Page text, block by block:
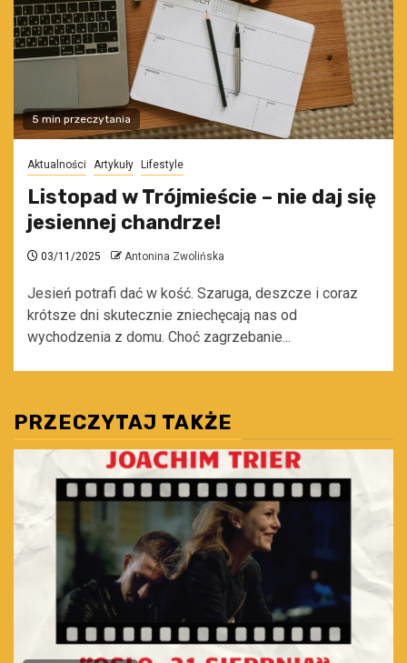
5 min przeczytania
Aktualności Artykuły Lifestyle
Listopad w Trójmieście – nie daj się
jesiennej chandrze!
03/11/2025 Antonina Zwolińska
Jesień potrafi dać w kość. Szaruga, deszcze i coraz
krótsze dni skutecznie zniechęcają nas od
wychodzenia z domu. Choć zagrzebanie...
PRZECZYTAJ TAKŻE